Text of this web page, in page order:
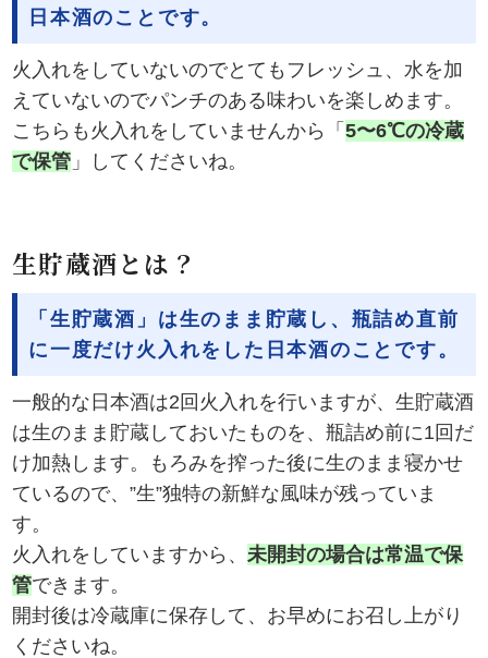
日本酒のことです。
火入れをしていないのでとてもフレッシュ、水を加
えていないのでパンチのある味わいを楽しめます。
こちらも火入れをしていませんから「5〜6℃の冷蔵
で保管 」してくださいね。
生貯蔵酒とは？
「生貯蔵酒」は生のまま貯蔵し、瓶詰め直前
に一度だけ火入れをした日本酒のことです。
一般的な日本酒は2回火入れを行いますが、生貯蔵酒
は生のまま貯蔵しておいたものを、瓶詰め前に1回だ
け加熱します。もろみを搾った後に生のまま寝かせ
ているので、”生”独特の新鮮な風味が残っていま
す。
火入れをしていますから、 未開封の場合は常温で保
管できます。
開封後は冷蔵庫に保存して、お早めにお召し上がり
くださいね。